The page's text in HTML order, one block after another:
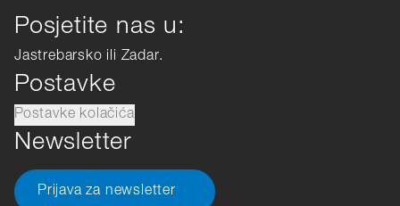
Posjetite nas u:
Jastrebarsko ili Zadar.
Postavke
Postavke kolačića
Newsletter
Prijava za newsletter